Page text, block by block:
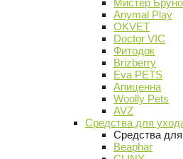
Мистер Бруно
Anymal Play
OKVET
Doctor VIC
Фитодок
Brizberry
Eva PETS
Апиценна
Woolly Pets
AVZ
Средства для
Средства
Beaphar